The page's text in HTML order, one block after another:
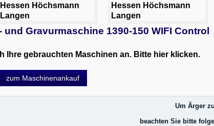
und Gravurmaschine 1390-150 WIFI Control
Ihre gebrauchten Maschinen an. Bitte hier klicken.
zum Maschinenankauf
Um Ärger
beachten Sie bitte